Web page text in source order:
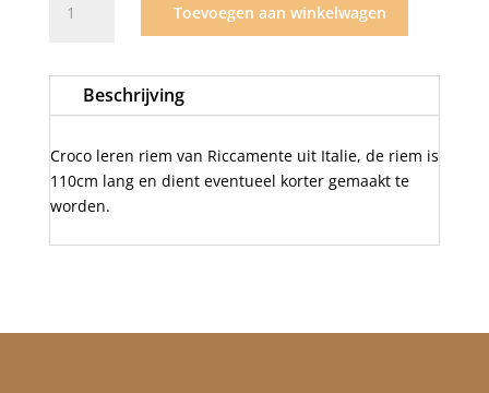
riem
aantal
Toevoegen aan winkelwagen
Beschrijving
Croco leren riem van Riccamente uit Italie, de riem is
110cm lang en dient eventueel korter gemaakt te
worden.